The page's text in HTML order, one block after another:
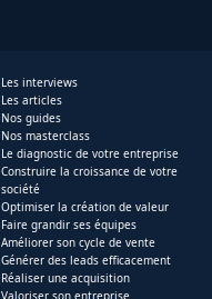
Les interviews
Les articles
Nos guides
Nos masterclass
Le diagnostic de votre entreprise
Construire la croissance de votre
société
Optimiser la création de valeur
Faire grandir ses équipes
Améliorer son cycle de vente
Générer des leads efficacement
Réaliser une acquisition